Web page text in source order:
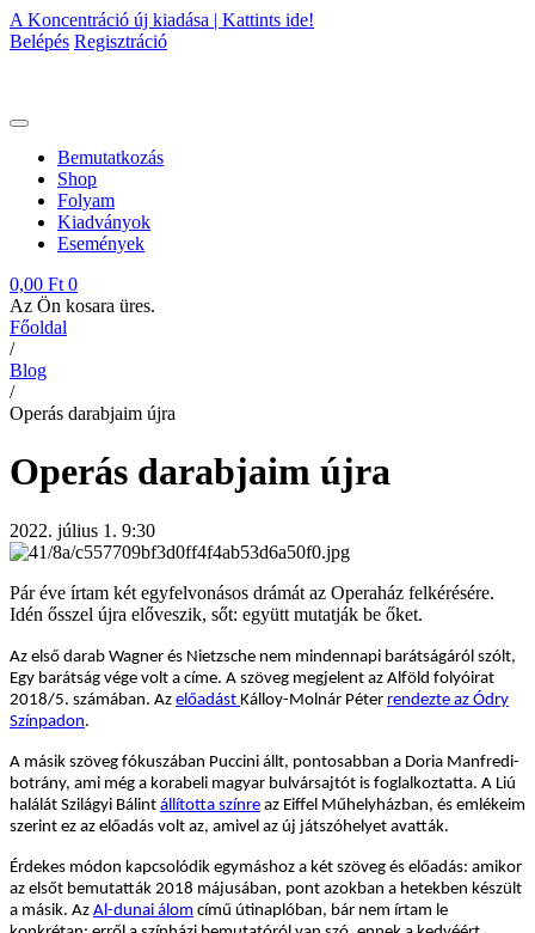
A Koncentráció új kiadása | Kattints ide!
Belépés Regisztráció
Bemutatkozás
Shop
Folyam
Kiadványok
Események
0,00 Ft 0
Az Ön kosara üres.
Főoldal
/
Blog
/
Operás darabjaim újra
Operás darabjaim újra
2022. július 1. 9:30
Pár éve írtam két egyfelvonásos drámát az Operaház felkérésére.
Idén ősszel újra előveszik, sőt: együtt mutatják be őket.
Az első darab Wagner és Nietzsche nem mindennapi barátságáról szólt,
Egy barátság vége volt a címe. A szöveg megjelent az Alföld folyóirat
2018/5. számában. Az előadást Kálloy-Molnár Péter rendezte az Ódry
Színpadon.
A másik szöveg fókuszában Puccini állt, pontosabban a Doria Manfredi-
botrány, ami még a korabeli magyar bulvársajtót is foglalkoztatta. A Liú
halálát Szilágyi Bálint állította színre az Eiffel Műhelyházban, és emlékeim
szerint ez az előadás volt az, amivel az új játszóhelyet avatták.
Érdekes módon kapcsolódik egymáshoz a két szöveg és előadás: amikor
az elsőt bemutatták 2018 májusában, pont azokban a hetekben készült
a másik. Az Al-dunai álom című útinaplóban, bár nem írtam le